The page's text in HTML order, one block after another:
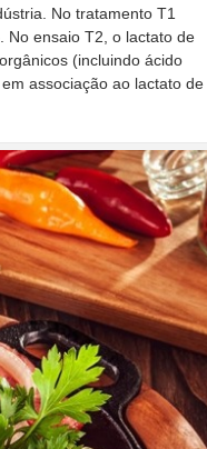
No tratamento T1
No ensaio T2, o lactato de
(incluindo ácido
associação ao lactato de